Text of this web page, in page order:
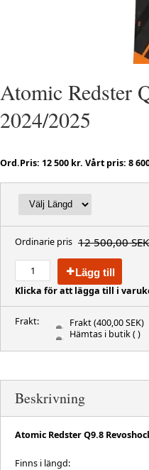
Atomic Redster
2024/2025
Ord.Pris: 12 500 kr. Vårt pris: 8
Ordinarie pris 12 500,00 SEK
Lägg till
Klicka för att lägga till i
Frakt: Frakt(400,00 SEK)
Hämtas i butik( )
Beskrivning
Atomic Redster Q9.8
Finns i längd: